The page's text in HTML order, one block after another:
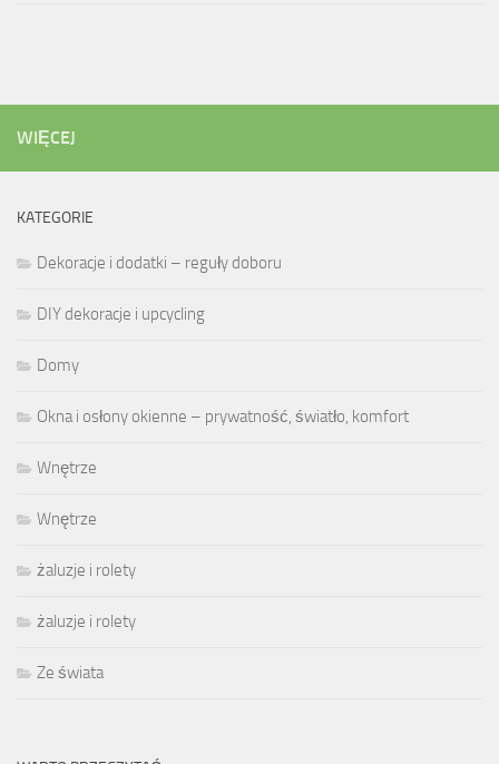
WIĘCEJ
KATEGORIE
Dekoracje i dodatki – reguły doboru
DIY dekoracje i upcycling
Domy
Okna i osłony okienne – prywatność, światło, komfort
Wnętrze
Wnętrze
żaluzje i rolety
żaluzje i rolety
Ze świata